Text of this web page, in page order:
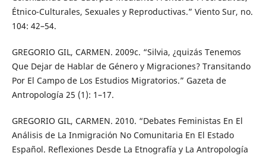
Étnico-Culturales, Sexuales y Reproductivas.” Viento Sur, no.
104: 42–54.
GREGORIO GIL, CARMEN. 2009c. “Silvia, ¿quizás Tenemos
Que Dejar de Hablar de Género y Migraciones? Transitando
Por El Campo de Los Estudios Migratorios.” Gazeta de
Antropología 25 (1): 1–17.
GREGORIO GIL, CARMEN. 2010. “Debates Feministas En El
Análisis de La Inmigración No Comunitaria En El Estado
Español. Reflexiones Desde La Etnografía y La Antropología